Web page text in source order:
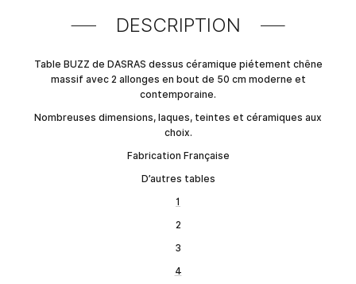
DESCRIPTION
Table BUZZ de DASRAS dessus céramique piétement chêne
massif avec 2 allonges en bout de 50 cm moderne et
contemporaine.
Nombreuses dimensions, laques, teintes et céramiques aux
choix.
Fabrication Française
D’autres tables
1
2
3
4